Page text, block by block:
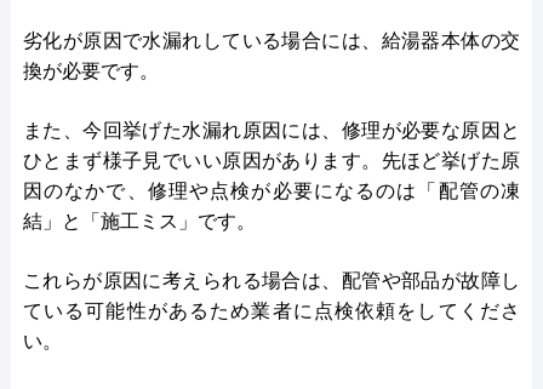
劣化が原因で水漏れしている場合には、給湯器本体の交
換が必要です。
また、今回挙げた水漏れ原因には、修理が必要な原因と
ひとまず様子見でいい原因があります。先ほど挙げた原
因のなかで、修理や点検が必要になるのは「配管の凍
結」と「施工ミス」です。
これらが原因に考えられる場合は、配管や部品が故障し
ている可能性があるため業者に点検依頼をしてくださ
い。